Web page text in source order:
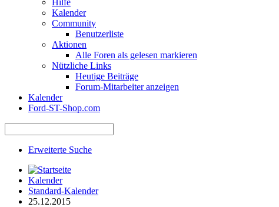
Kalender
Community
Benutzerliste
Aktionen
Alle Foren als gelesen markieren
Nützliche Links
Heutige Beiträge
Forum-Mitarbeiter anzeigen
Kalender
Ford-ST-Shop.com
Erweiterte Suche
Kalender
Standard-Kalender
25.12.2015